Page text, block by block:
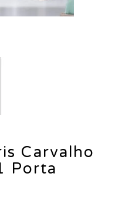
Carvalho
Porta